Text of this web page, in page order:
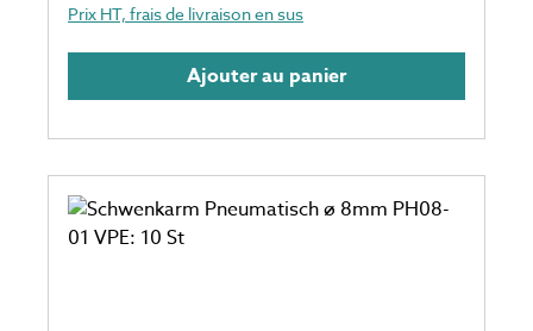
Prix HT, frais de livraison en sus
Ajouter au panier